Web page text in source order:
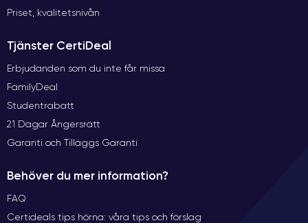
Priset, kvalitetsnivån
Tjänster CertiDeal
Erbjudanden som du inte får missa
FamilyDeal
Studentrabatt
21 Dagar Ångersrätt
Garanti och Tilläggs Garanti
Behöver du mer information?
FAQ
Certideals tips hörna: våra tips och förslag